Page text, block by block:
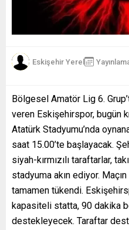
Eskişehir Yerel
Bölgesel Amatör Lig 6.
veren Eskişehirspor, bugün
Atatürk Stadyumu’nda
saat 15.00’te başlayacak.
siyah-kırmızılı taraftarlar,
stadyuma akın ediyor.
tamamen tükendi.
kapasiteli statta, 90 dakika
destekleyecek. Taraftar